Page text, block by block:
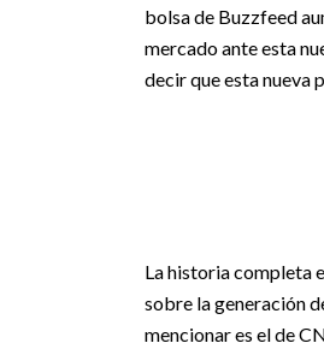
bolsa de Buzzfeed
mercado ante esta
decir que esta nueva
La historia completa
sobre la generación
mencionar es el de